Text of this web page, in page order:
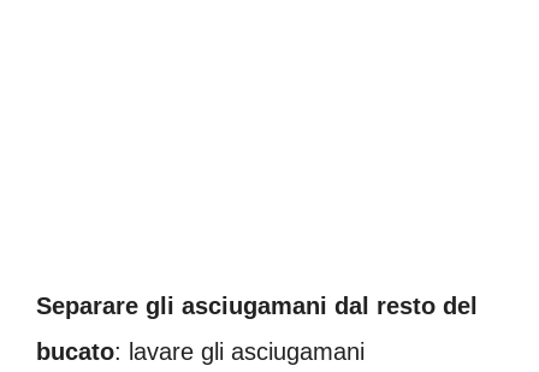
Separare gli asciugamani dal resto del
bucato: lavare gli asciugamani